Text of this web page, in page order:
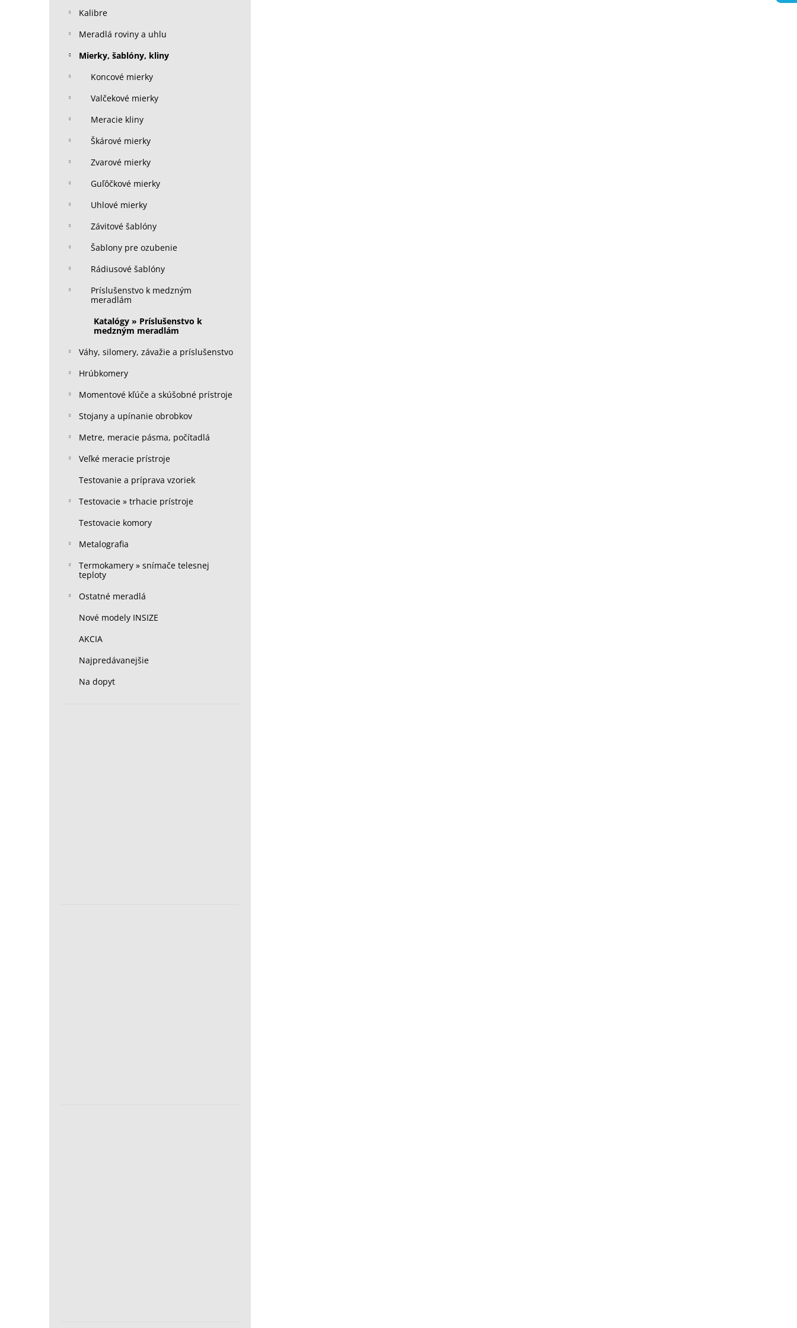
Kalibre
Meradlá roviny a uhlu
Mierky, šablóny, kliny
Koncové mierky
Valčekové mierky
Meracie kliny
Škárové mierky
Zvarové mierky
Guľôčkové mierky
Uhlové mierky
Závitové šablóny
Šablony pre ozubenie
Rádiusové šablóny
Príslušenstvo k medzným
meradlám
Katalógy » Príslušenstvo k
medzným meradlám
Váhy, silomery, závažie a príslušenstvo
Hrúbkomery
Momentové kľúče a skúšobné prístroje
Stojany a upínanie obrobkov
Metre, meracie pásma, počítadlá
Veľké meracie prístroje
Testovanie a príprava vzoriek
Testovacie » trhacie prístroje
Testovacie komory
Metalografia
Termokamery » snímače telesnej
teploty
Ostatné meradlá
Nové modely INSIZE
AKCIA
Najpredávanejšie
Na dopyt